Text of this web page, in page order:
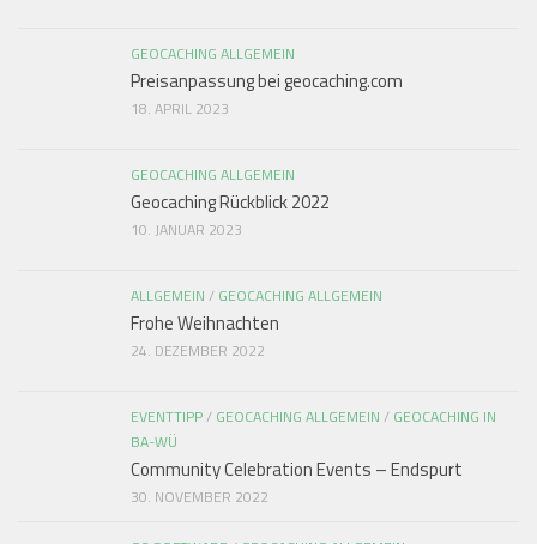
GEOCACHING ALLGEMEIN
Preisanpassung bei geocaching.com
18. APRIL 2023
GEOCACHING ALLGEMEIN
Geocaching Rückblick 2022
10. JANUAR 2023
ALLGEMEIN / GEOCACHING ALLGEMEIN
Frohe Weihnachten
24. DEZEMBER 2022
EVENTTIPP/ GEOCACHING ALLGEMEIN / GEOCACHING IN
BA-WÜ
Community Celebration Events – Endspurt
30. NOVEMBER 2022